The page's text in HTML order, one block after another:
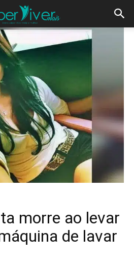
morre ao levar
de lavar